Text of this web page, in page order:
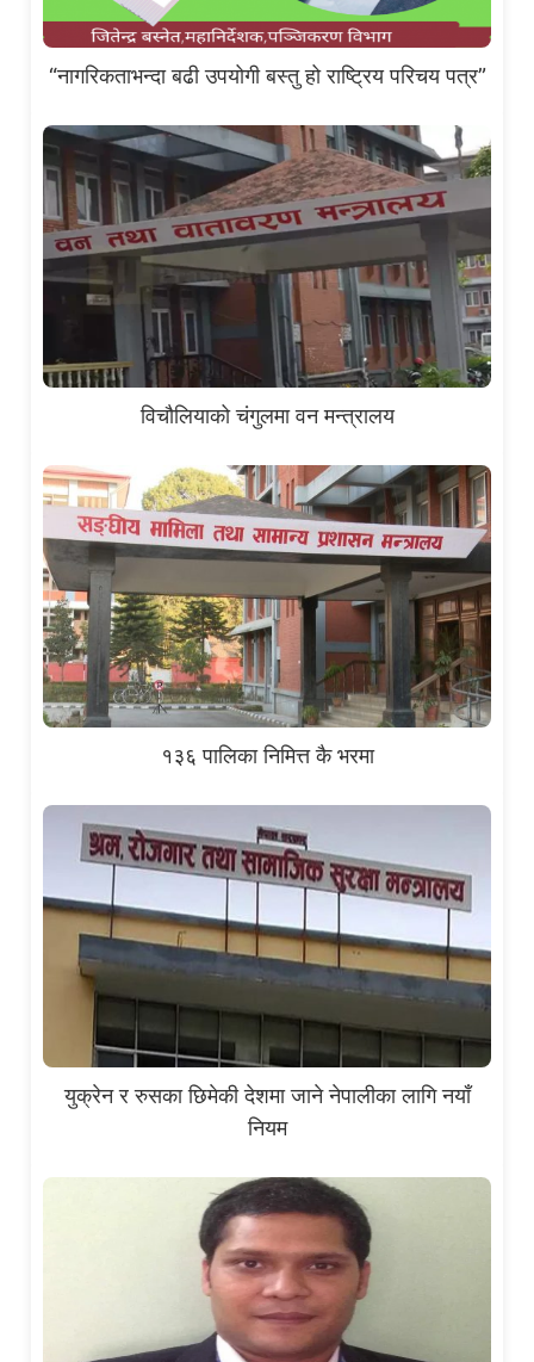
“नागरिकताभन्दा बढी उपयोगी बस्तु हो राष्ट्रिय परिचय पत्र”
विचौलियाको चंगुलमा वन मन्त्रालय
१३६ पालिका निमित्त कै भरमा
युक्रेन र रुसका छिमेकी देशमा जाने नेपालीका लागि नयाँ
नियम